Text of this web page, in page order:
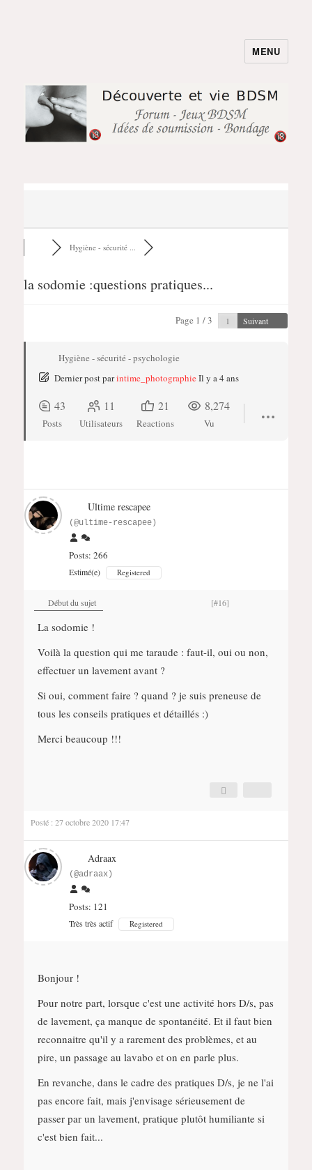
Parents : Jeux & Soumission
MENU
Hygiène - sécurité ...
la sodomie :questions pratiques...
Page 1 / 3 Suivant
Hygiène - sécurité - psychologie
Dernier postparintime_photographieIl y a 4 ans
43
Posts
11
Utilisateurs
21
Reactions
8,274
Vu
Ultime rescapee
(@ultime-rescapee)
Posts: 266
Estimé(e) Registered
Début du sujet [#16]
La sodomie !
Voilà la question qui me taraude : faut-il, oui ou non,
effectuer un lavement avant ?
Si oui, comment faire ? quand ? je suis preneuse de
tous les conseils pratiques et détaillés :)
Merci beaucoup !!!
Posté : 27 octobre 2020 17:47
Adraax
(@adraax)
Posts: 121
Très très actif Registered
Bonjour !
Pour notre part, lorsque c'est une activité hors D/s, pas
de lavement, ça manque de spontanéité. Et il faut bien
reconnaitre qu'il y a rarement des problèmes, et au
pire, un passage au lavabo et on en parle plus.
En revanche, dans le cadre des pratiques D/s, je ne l'ai
pas encore fait, mais j'envisage sérieusement de
passer par un lavement, pratique plutôt humiliante si
c'est bien fait...